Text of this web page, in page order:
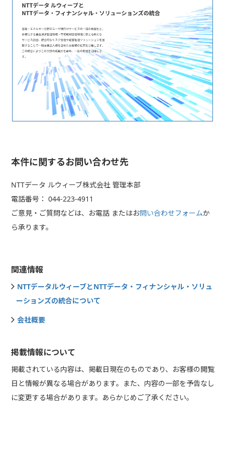
本件に関するお問い合わせ先
NTTデータ ルウィーブ株式会社 管理本部
電話番号： 044-223-4911
ご意見・ご質問などは、お電話 またはお問い合わせフォームか
ら承ります。
関連情報
NTTデータルウィーブとNTTデータ・フィナンシャル・ソリュ
ーションズの統合について
会社概要
掲載情報について
掲載されている内容は、掲載日現在のものであり、お客様の閲覧
日と情報が異なる場合があります。また、内容の一部を予告なし
に変更する場合があります。あらかじめご了承ください。